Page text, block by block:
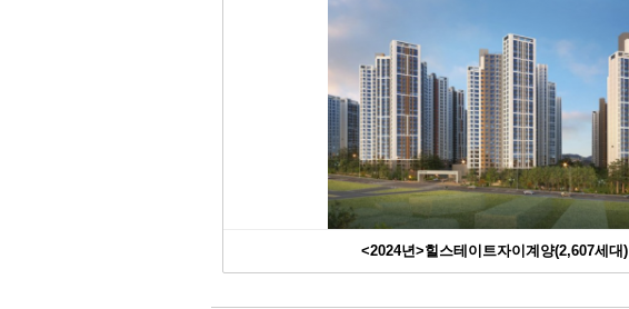
<2024년>힐스테이트자이계양(2,607세대)